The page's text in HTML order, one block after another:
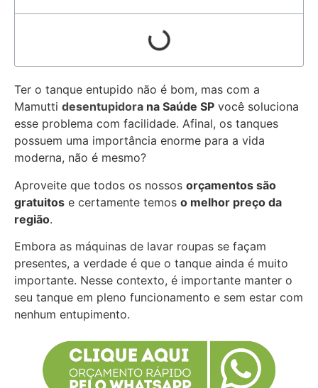
Ter o tanque entupido não é bom, mas com a
Mamutti desentupidora na Saúde SP você soluciona
esse problema com facilidade. Afinal, os tanques
possuem uma importância enorme para a vida
moderna, não é mesmo?
Aproveite que todos os nossos orçamentos são
gratuitos e certamente temos o melhor preço da
região.
Embora as máquinas de lavar roupas se façam
presentes, a verdade é que o tanque ainda é muito
importante. Nesse contexto, é importante manter o
seu tanque em pleno funcionamento e sem estar com
nenhum entupimento.